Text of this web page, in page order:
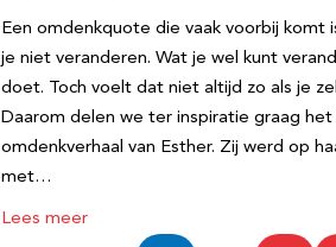
Een omdenkquote die vaak voorbij komt
je niet veranderen. Wat je wel kunt
doet. Toch voelt dat niet altijd zo als je
Daarom delen we ter inspiratie graag het
omdenkverhaal van Esther. Zij werd op
met…
Lees meer